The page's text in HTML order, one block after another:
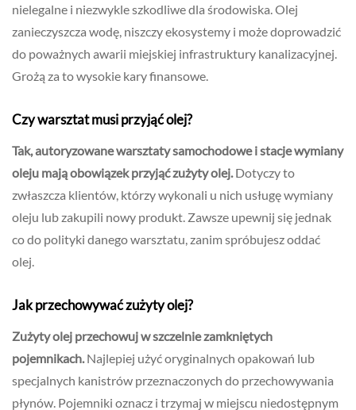
nielegalne i niezwykle szkodliwe dla środowiska. Olej
zanieczyszcza wodę, niszczy ekosystemy i może doprowadzić
do poważnych awarii miejskiej infrastruktury kanalizacyjnej.
Grożą za to wysokie kary finansowe.
Czy warsztat musi przyjąć olej?
Tak, autoryzowane warsztaty samochodowe i stacje wymiany
oleju mają obowiązek przyjąć zużyty olej. Dotyczy to
zwłaszcza klientów, którzy wykonali u nich usługę wymiany
oleju lub zakupili nowy produkt. Zawsze upewnij się jednak
co do polityki danego warsztatu, zanim spróbujesz oddać
olej.
Jak przechowywać zużyty olej?
Zużyty olej przechowuj w szczelnie zamkniętych
pojemnikach. Najlepiej użyć oryginalnych opakowań lub
specjalnych kanistrów przeznaczonych do przechowywania
płynów. Pojemniki oznacz i trzymaj w miejscu niedostępnym